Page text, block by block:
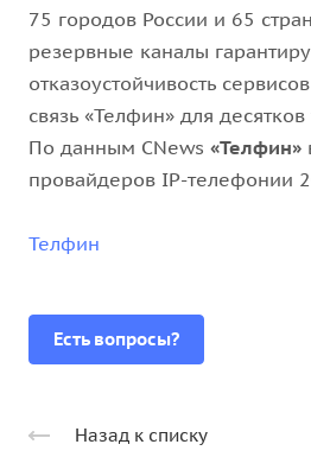
75 городов России и 65
резервные каналы
отказоустойчивость
связь «Телфин» для
По данным CNews «Телфин»
провайдеров IP-телефонии
Телфин
Есть вопросы?
Назад к списку